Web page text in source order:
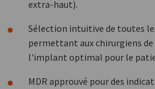
extra-haut).
Sélection intuitive de toutes
permettant aux chirurgiens
l'implant optimal pour le
MDR approuvé pour des